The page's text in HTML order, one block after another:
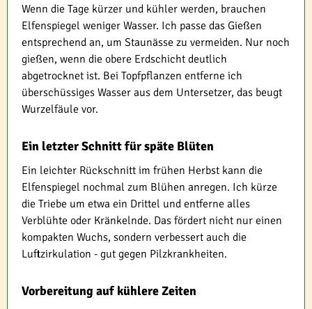
Wenn die Tage kürzer und kühler werden, brauchen
Elfenspiegel weniger Wasser. Ich passe das Gießen
entsprechend an, um Staunässe zu vermeiden. Nur noch
gießen, wenn die obere Erdschicht deutlich
abgetrocknet ist. Bei Topfpflanzen entferne ich
überschüssiges Wasser aus dem Untersetzer, das beugt
Wurzelfäule vor.
Ein letzter Schnitt für späte Blüten
Ein leichter Rückschnitt im frühen Herbst kann die
Elfenspiegel nochmal zum Blühen anregen. Ich kürze
die Triebe um etwa ein Drittel und entferne alles
Verblühte oder Kränkelnde. Das fördert nicht nur einen
kompakten Wuchs, sondern verbessert auch die
Luftzirkulation - gut gegen Pilzkrankheiten.
Vorbereitung auf kühlere Zeiten